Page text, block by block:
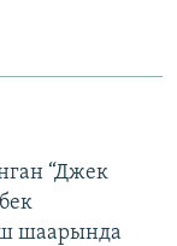
“Джек
шаарында